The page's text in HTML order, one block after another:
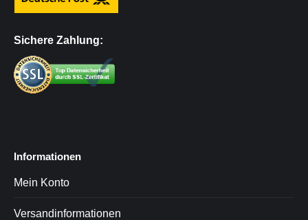
Sichere Zahlung:
Informationen
Mein Konto
Versandinformationen